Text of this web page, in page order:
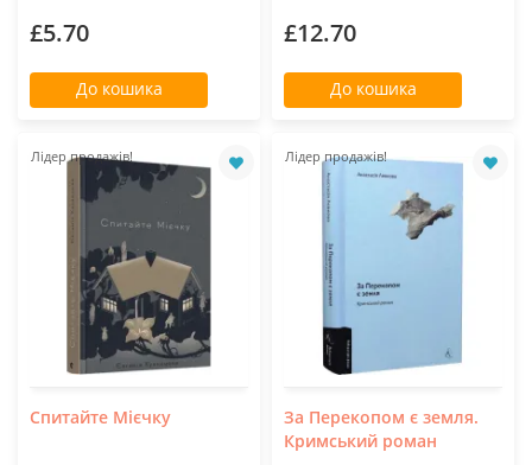
£5.70
До кошика
£12.70
До кошика
Лідер продажів!
Спитайте Мієчку
Лідер продажів!
За Перекопом є земля.
Кримський роман